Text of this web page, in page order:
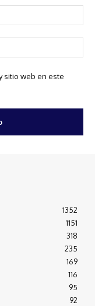
sitio web en este
1352
1151
318
235
169
116
95
92